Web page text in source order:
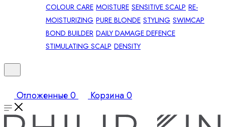
COLOUR CARE MOISTURE SENSITIVE SCALP RE-
MOISTURIZING PURE BLONDE STYLING SWIMCAP
BOND BUILDER DAILY DAMAGE DEFENCE
STIMULATING SCALP DENSITY
Отложенные0 Корзина0